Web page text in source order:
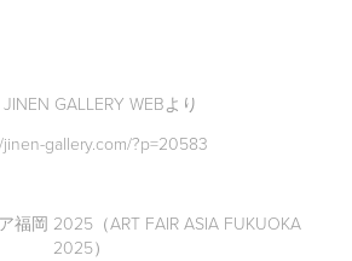
GALLERY WEBより
gallery.com/?p=20583
福岡 2025（ART FAIR ASIA FUKUOKA
2025）